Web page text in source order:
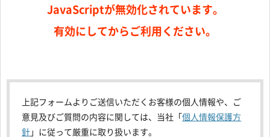
JavaScriptが無効化されています。
有効にしてからご利用ください。
上記フォームよりご送信いただくお客様の個人情報や、ご
意見及びご質問の内容に関しては、当社「個人情報保護方
針」に従って厳重に取り扱います。